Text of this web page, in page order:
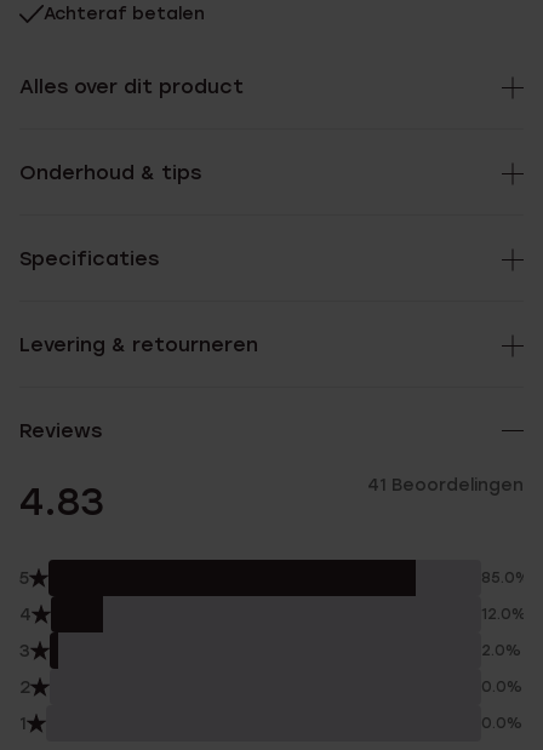
Achteraf betalen
Alles over dit product
Onderhoud & tips
Specificaties
Levering & retourneren
Reviews
4.83 41 Beoordelingen
5 85.0%
4 12.0%
3 2.0%
2 0.0%
1 0.0%